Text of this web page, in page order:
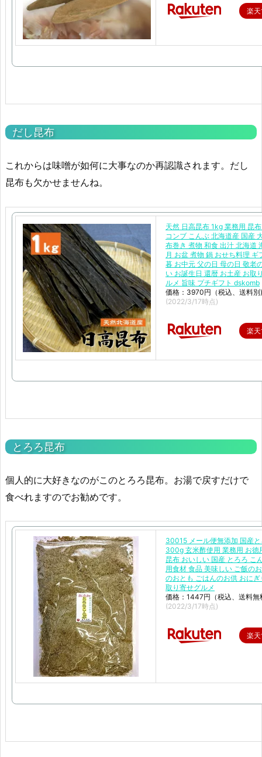
楽
だし昆布
これからは味噌が如何に大事なのか再認識されます。だし
昆布も欠かせませんね。
天然 日高昆布 1kg 業務用 昆
コンブ こんぶ 北海道産 国産
布巻き 煮物 和食 出汁 北海道
月 お盆 煮物 鍋 おせち料理 ギ
暮 お中元 父の日 母の日 敬老
い お誕生日 還暦 お土産 お取
ルメ 旨味 プチギフト dskomb
価格：3970円（税込、送料別)
(2022/3/17時点)
楽
とろろ昆布
個人的に大好きなのがこのとろろ昆布。お湯で戻すだけで
食べれますのでお勧めです。
30015 メール便無添加 国産
300g 玄米酢使用 業務用 お徳
昆布 おいしい 国産 とろろ こ
用食材 食品 美味しい ご飯の
のおとも ごはんのお供 おに
取り寄せグルメ
価格：1447円（税込、送料無
(2022/3/17時点)
楽